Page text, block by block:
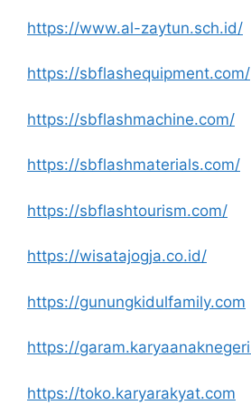
https://www.al-zaytun.sch.id/
https://sbflashequipment.com/
https://sbflashmachine.com/
https://sbflashmaterials.com/
https://sbflashtourism.com/
https://wisatajogja.co.id/
https://gunungkidulfamily.com
https://
https://toko.karyarakyat.com